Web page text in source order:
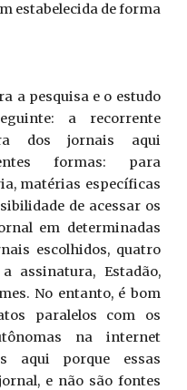
estabelecida de forma
a pesquisa e o estudo
a recorrente
dos jornais aqui
formas: para
matérias específicas
de acessar os
em determinadas
escolhidos, quatro
assinatura, Estadão,
No entanto, é bom
paralelos com os
na internet
aqui porque essas
e não são fontes